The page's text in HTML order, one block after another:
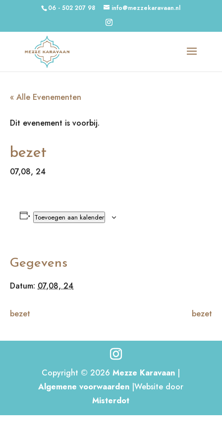
06 - 502 207 98 info@mezzekaravaan.nl
« Alle Evenementen
Dit evenement is voorbij.
bezet
07,08, 24
Toevoegen aan kalender
Gegevens
Datum: 07,08, 24
bezet bezet
Copyright © 2026Mezze Karavaan |
Algemene voorwaarden |Website door
Misterdot